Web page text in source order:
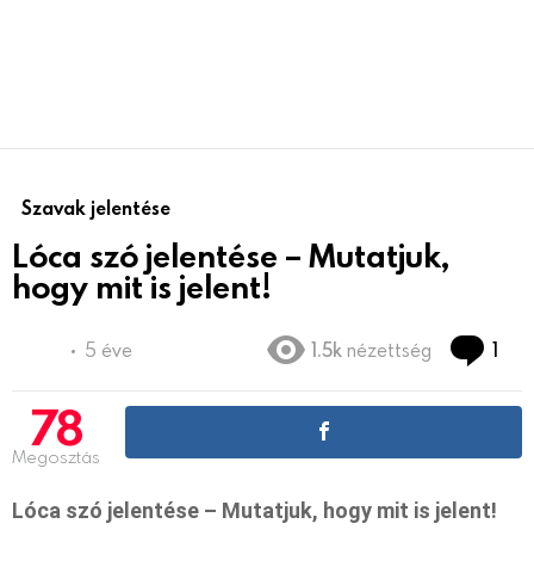
Szavak jelentése
Lóca szó jelentése – Mutatjuk,
hogy mit is jelent!
5 éve 1.5k nézettség 1
78
Megosztás
Lóca szó jelentése – Mutatjuk, hogy mit is jelent!